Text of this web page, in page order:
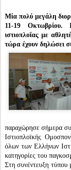
Μία πολύ μεγάλη
11-19 Οκτωβρίου.
ιστιοπλοΐας με
τώρα έχουν δηλώσει
παραχώρησε σήμερα
Ιστιοπλοϊκής
όλων των Ελλήνων
κατηγορίες του
Στη συνέντευξη τύπου